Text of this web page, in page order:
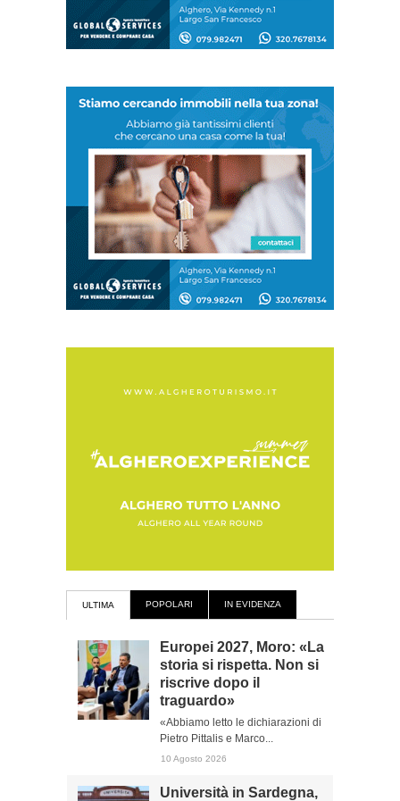
ULTIMA POPOLARI IN EVIDENZA
Europei 2027, Moro: «La
storia si rispetta. Non si
riscrive dopo il
traguardo»
«Abbiamo letto le dichiarazioni di
Pietro Pittalis e Marco...
10 Agosto 2026
Università in Sardegna,